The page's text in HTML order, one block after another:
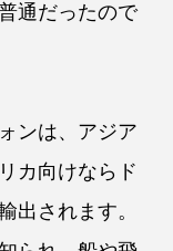
通だったので
ンは、アジア
カ向けならド
出されます。